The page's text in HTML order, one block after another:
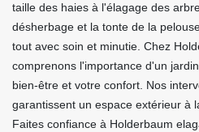
taille des haies à l'élagage des
désherbage et la tonte de la
tout avec soin et minutie. Chez
comprenons l'importance d'un
bien-être et votre confort. Nos
garantissent un espace extérieur à
Faites confiance à Holderbaum